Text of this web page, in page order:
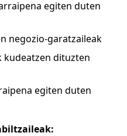
egiten duten
negozio-garatzaileak
dituzten
egiten duten